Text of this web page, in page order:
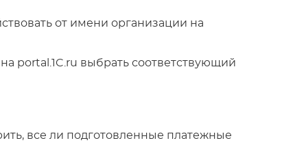
от имени организации на
portal.1C.ru выбрать соответствующий
все ли подготовленные платежные